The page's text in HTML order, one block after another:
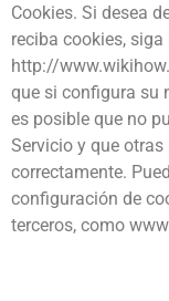
Cookies. Si desea
reciba cookies,
http://
que si configura su
es posible que no
Servicio y que
correctamente.
configuración de
terceros, como